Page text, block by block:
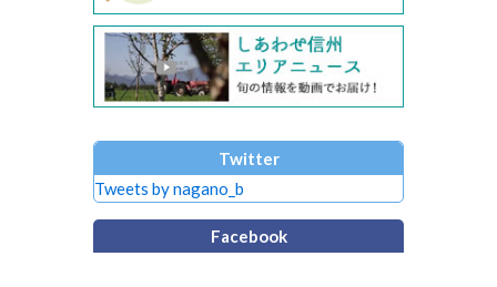
Twitter
Tweets by nagano_b
Facebook